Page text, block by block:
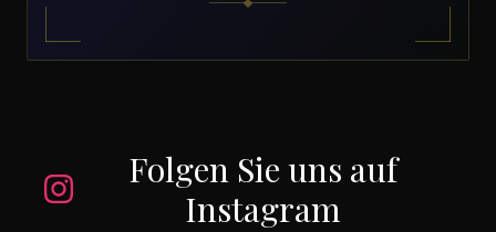
Folgen Sie uns auf
Instagram